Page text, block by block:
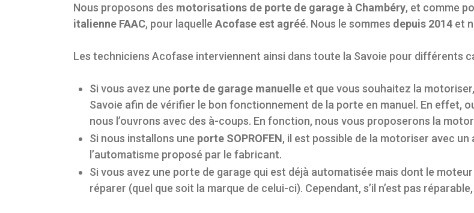
Nous proposons des motorisations de porte de garage à Chambéry, et comme
italienne FAAC, pour laquelle Acofase est agréé. Nous le sommes depuis 2014 et
Les techniciens Acofase interviennent ainsi dans toute la Savoie pour différents
Si vous avez une porte de garage manuelle et que vous souhaitez la
Savoie afin de vérifier le bon fonctionnement de la porte en manuel. En effet,
nous l’ouvrons avec des à-coups. En fonction, nous vous proposerons la
Si nous installons une porte SOPROFEN, il est possible de la motoriser avec
l’automatisme proposé par le fabricant.
Si vous avez une porte de garage qui est déjà automatisée mais dont le
réparer (quel que soit la marque de celui-ci). Cependant, s’il n’est pas